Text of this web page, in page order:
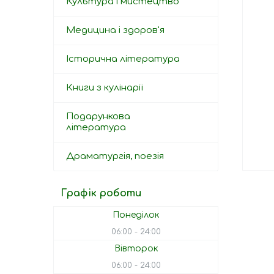
Медицина і здоров'я
Історична література
Книги з кулінарії
Подарункова
література
Драматургія, поезія
Графік роботи
Понеділок
06:00 24:00
Вівторок
06:00 24:00